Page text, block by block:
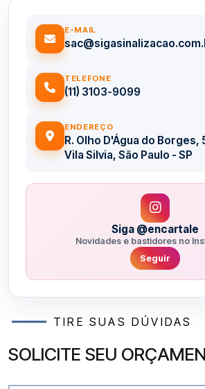
E-MAIL
TELEFONE
(11) 3103-9099
ENDEREÇO
R. Olho D'Água do Borges,
Vila Silvia, São Paulo - SP
Siga @encartale
Novidades e bastidores no
Seguir
TIRE SUAS DÚVIDAS
SOLICITE SEU